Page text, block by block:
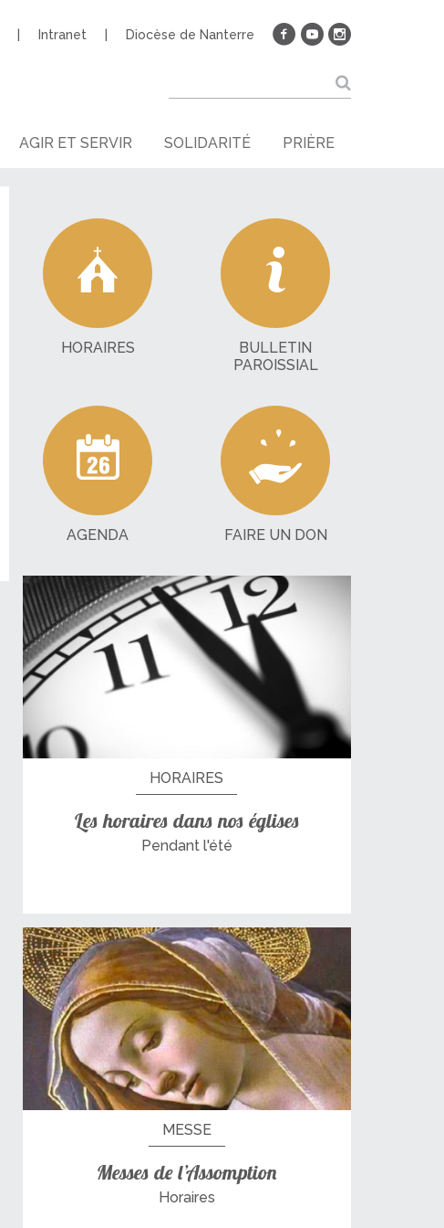
Intranet Diocèse de Nanterre
AGIR ET SERVIR SOLIDARITÉ PRIÈRE
HORAIRES
BULLETIN
PAROISSIAL
AGENDA FAIRE UN DON
HORAIRES
Les horaires dans nos églises
Pendant l'été
MESSE
Messes de l’Assomption
Horaires